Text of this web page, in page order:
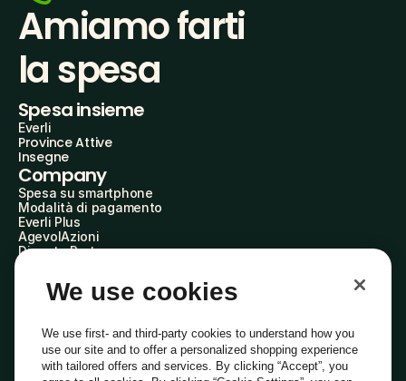
Amiamo farti
la spesa
Spesa insieme
Everli
Province Attive
Insegne
Company
Spesa su smartphone
Modalità di pagamento
Everli Plus
AgevolAzioni
Diventa Partner
Everli Shoppers
About Us
Everli News
Domande frequenti
Lavora con noi
Diventa Shopper
We use cookies
We use first- and third-party cookies to understand how you
use our site and to offer a personalized shopping experience
with tailored offers and services. By clicking “Accept”, you